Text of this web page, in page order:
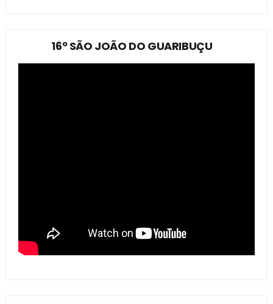
16º SÃO JOÃO DO GUARIBUÇU